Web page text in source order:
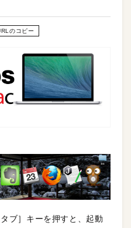
のコピー
ブ］キーを押すと、起動